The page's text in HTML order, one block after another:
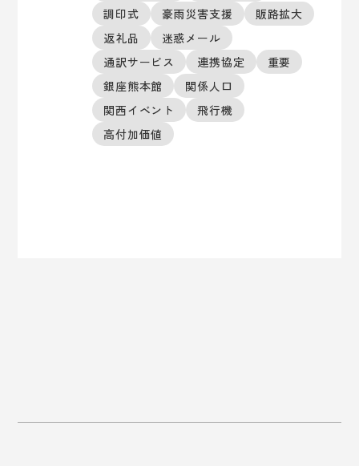
調印式 豪雨災害支援
販路拡大
返礼品
迷惑メール
通訳サービス
連携協定
重要
銀座熊本館
関係人口
関西イベント
飛行機
高付加価値